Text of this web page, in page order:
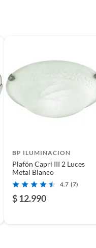
BP ILUMINACION
Plafón Capri III 2 Luces
Metal Blanco
4.7 (7)
$ 12.990